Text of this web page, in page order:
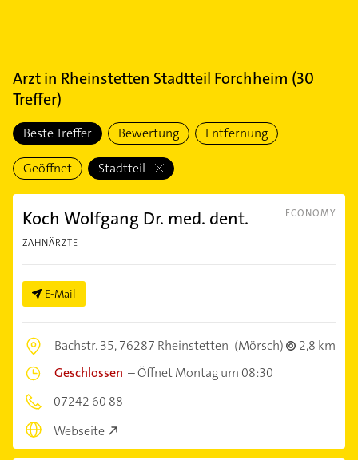
Arztin Rheinstetten Stadtteil Forchheim (30
Treffer)
Beste Treffer Bewertung Entfernung
Geöffnet Stadtteil
ECONOMY
Koch Wolfgang Dr. med. dent.
ZAHNÄRZTE
E-Mail
Bachstr. 35,76287 Rheinstetten (Mörsch)
2,8 km
Geschlossen –Öffnet Montag um 08:30
07242 60 88
Webseite